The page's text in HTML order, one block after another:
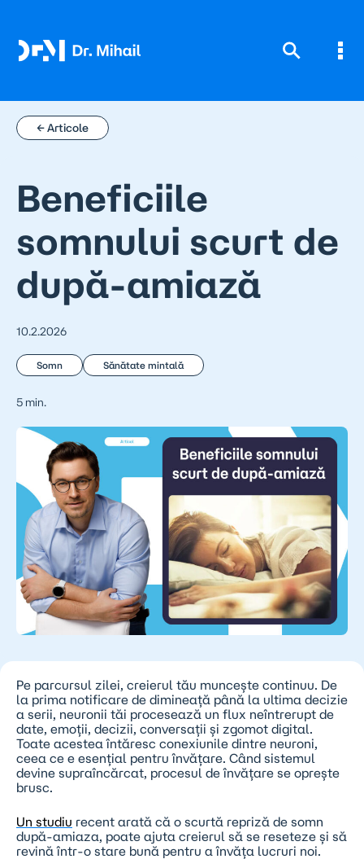
content
← Articole
Beneficiile
somnului scurt de
după-amiază
10.2.2026
Somn Sănătate mintală
5 min.
Pe parcursul zilei, creierul tău muncește continuu. De
la prima notificare de dimineață până la ultima decizie
a serii, neuronii tăi procesează un flux neîntrerupt de
date, emoții, decizii, conversații și zgomot digital.
Toate acestea întăresc conexiunile dintre neuroni,
ceea ce e esențial pentru învățare. Când sistemul
devine supraîncărcat, procesul de învățare se oprește
brusc.
Un studiu recent arată că o scurtă repriză de somn
după-amiaza, poate ajuta creierul să se reseteze și să
revină într-o stare bună pentru a învăța lucruri noi.